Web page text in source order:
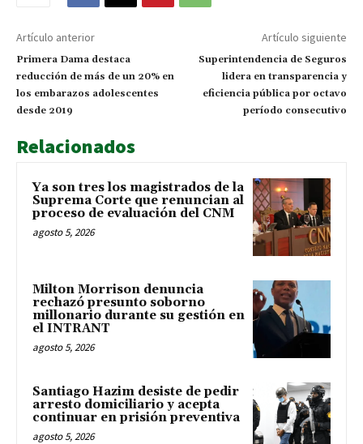
Artículo anterior
Primera Dama destaca
reducción de más de un 20% en
los embarazos adolescentes
desde 2019
Artículo siguiente
Superintendencia de Seguros
lidera en transparencia y
eficiencia pública por octavo
período consecutivo
Relacionados
Ya son tres los magistrados de la
Suprema Corte que renuncian al
proceso de evaluación del CNM
agosto 5, 2026
Milton Morrison denuncia
rechazó presunto soborno
millonario durante su gestión en
el INTRANT
agosto 5, 2026
Santiago Hazim desiste de pedir
arresto domiciliario y acepta
continuar en prisión preventiva
agosto 5, 2026